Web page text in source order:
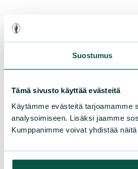
Suostumus
Tämä sivusto käyttää evästeitä
Käytämme evästeitä tarjoamamme
analysoimiseen. Lisäksi jaamme
Kumppanimme voivat yhdistää